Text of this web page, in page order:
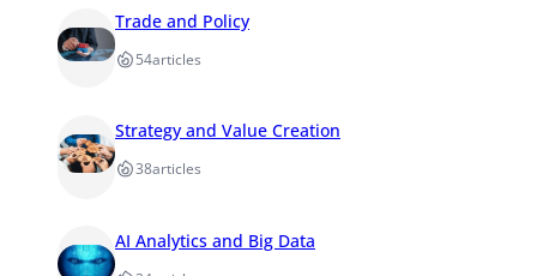
Trade and Policy
54articles
Strategy and Value Creation
38articles
AI Analytics and Big Data